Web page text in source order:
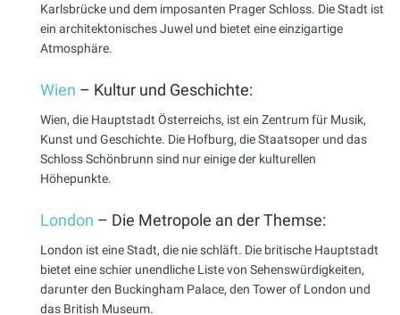
Karlsbrücke und dem imposanten Prager Schloss. Die Stadt ist
ein architektonisches Juwel und bietet eine einzigartige
Atmosphäre.
Wien – Kultur und Geschichte:
Wien, die Hauptstadt Österreichs, ist ein Zentrum für Musik,
Kunst und Geschichte. Die Hofburg, die Staatsoper und das
Schloss Schönbrunn sind nur einige der kulturellen
Höhepunkte.
London – Die Metropole an der Themse:
London ist eine Stadt, die nie schläft. Die britische Hauptstadt
bietet eine schier unendliche Liste von Sehenswürdigkeiten,
darunter den Buckingham Palace, den Tower of London und
das British Museum.